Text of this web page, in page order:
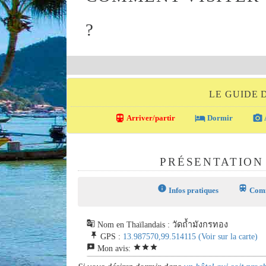
?
LE GUIDE
directions_transit Arriver/partir local_hotel Dormir photo_camera
info Infos pratiques train
g_translate Nom en Thaïlandais : วัดถ้ำมังกรทอง
push_pin GPS : 13.987570,99.514115 (Voir sur la carte)
reviews Mon avis: starstarstar